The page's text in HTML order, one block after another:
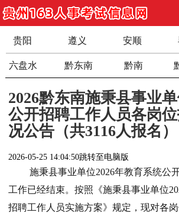
贵阳 遵义 安顺
六盘水 黔东南 黔南
2026黔东南施秉县事业
公开招聘工作人员各岗
况公告（共3116人报名）
2026-05-25 14:04:50跳转至电脑版
施秉县事业单位2026年教育系统公开
工作已经结束。按照《施秉县事业单位
招聘工作人员实施方案》规定，现对各